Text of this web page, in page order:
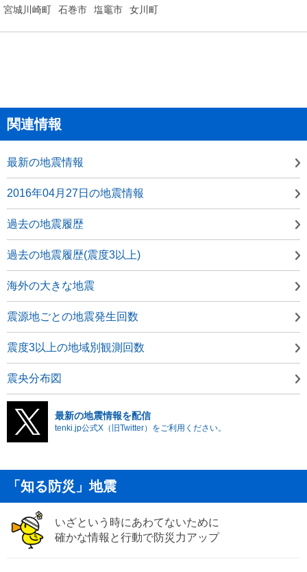
宮城川崎町 石巻市 塩竈市 女川町
関連情報
最新の地震情報
2016年04月27日の地震情報
過去の地震履歴
過去の地震履歴(震度3以上)
海外の大きな地震
震源地ごとの地震発生回数
震度3以上の地域別観測回数
震央分布図
最新の地震情報を配信
tenki.jp公式X（旧Twitter）をご利用ください。
「知る防災」地震
いざという時にあわてないために
確かな情報と行動で防災力アップ